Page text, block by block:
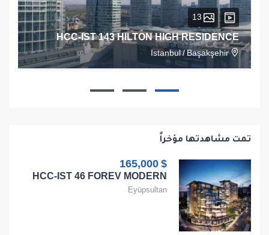
HCC-IST 143 HILTON HIGH RESIDENCE
Istanbul / Başakşehir
تمت مشاهدتها مؤخراً
$ 165,000
HCC-IST 46 FOREV MODERN
Eyüpsultan